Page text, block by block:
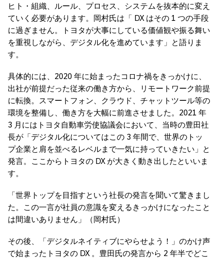
ヒト・組織、ルール、プロセス、システムを抜本的に変え
ていく必要があります。岡村氏は「 DX はその 1 つの手段
に過ぎません。トヨタが大事にしている価値観や振る舞い
を重視しながら、デジタル化を進めています」と語りま
す。
具体的には、2020 年に始まったコロナ禍をきっかけに、
出社が前提だった従来の働き方から、リモートワーク前提
に転換。スマートフォン、クラウド、チャットツール等の
環境を整備し、働き方を大幅に前進させました。2021 年
3 月にはトヨタ自動車労使協議会において、当時の豊田社
長が「デジタル化についてはこの 3 年間で、世界のトッ
プ企業と肩を並べるレベルまで一気に持っていきたい」と
発言。ここからトヨタの DX が大きく動き出したといいま
す。
「世界トップを目指すという社長の発言を聞いて驚きまし
た。この一言が社員の意識を変えるきっかけになったこと
は間違いありません」（岡村氏）
その後、「デジタルネイティブにやらせよう！」のかけ声
で始まったトヨタの DX 。豊田氏の発言から 2 年半でどこ